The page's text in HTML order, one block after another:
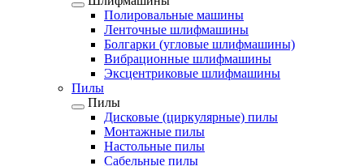
Полировальные машины
Ленточные шлифмашины
Болгарки (угловые шлифмашины)
Вибрационные шлифмашины
Эксцентриковые шлифмашины
Пилы
Пилы
Дисковые (циркулярные) пилы
Монтажные пилы
Настольные пилы
Сабельные пилы